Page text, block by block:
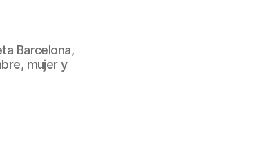
Barcelona,
mujer y